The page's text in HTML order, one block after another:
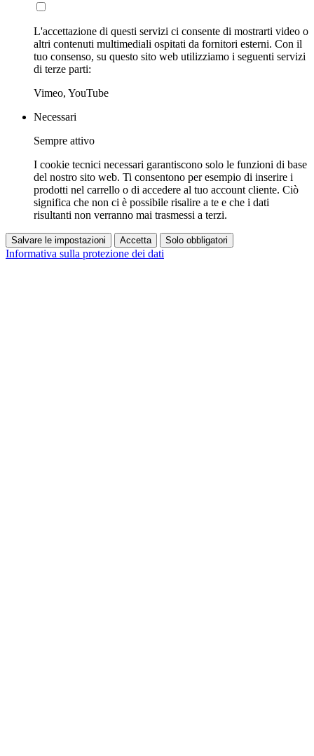
L'accettazione di questi servizi ci consente di mostrarti video o
altri contenuti multimediali ospitati da fornitori esterni. Con il
tuo consenso, su questo sito web utilizziamo i seguenti servizi
di terze parti:
Vimeo, YouTube
Necessari
Sempre attivo
I cookie tecnici necessari garantiscono solo le funzioni di base
del nostro sito web. Ti consentono per esempio di inserire i
prodotti nel carrello o di accedere al tuo account cliente. Ciò
significa che non ci è possibile risalire a te e che i dati
risultanti non verranno mai trasmessi a terzi.
Salvare le impostazioni Accetta Solo obbligatori
Informativa sulla protezione dei dati